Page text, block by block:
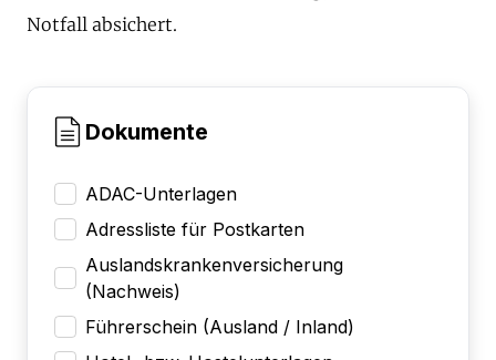
Notfall absichert.
Dokumente
ADAC-Unterlagen
Adressliste für Postkarten
Auslandskrankenversicherung
(Nachweis)
Führerschein (Ausland / Inland)